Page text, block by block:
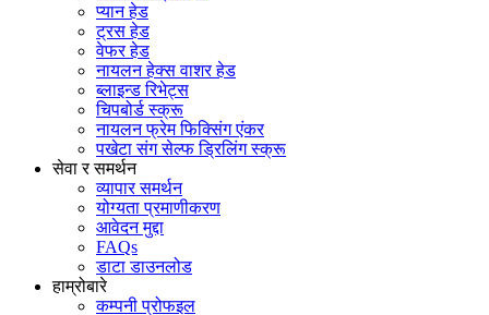
प्यान हेड
ट्रस हेड
वेफर हेड
नायलन हेक्स वाशर हेड
ब्लाइन्ड रिभेट्स
चिपबोर्ड स्क्रू
नायलन फ्रेम फिक्सिंग एंकर
पखेटा संग सेल्फ ड्रिलिंग स्क्रू
सेवा र समर्थन
व्यापार समर्थन
योग्यता प्रमाणीकरण
आवेदन मुद्दा
FAQs
डाटा डाउनलोड
हाम्रोबारे
कम्पनी प्रोफइल